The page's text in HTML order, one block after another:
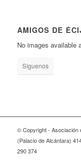
AMIGOS DE
No images available
Síguenos
© Copyright - Asociación
(Palacio de Alcántara)
290 374